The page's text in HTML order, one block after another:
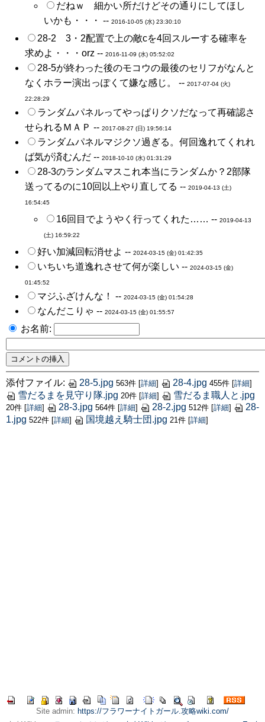
だねｗ 細かい所だけどその通りにしてほし
いかも・・・ -- 2016-10-05 (水) 23:30:10
28-2 3・2配置で上の敵cを4回スルーする確率を
求めよ・・・orz -- 2016-11-09 (水) 05:52:02
28-5が終わった後のモコウの最後のセリフがなんと
なくホラー演出っぽくて嫌な感じ。 -- 2017-07-04 (火)
22:28:29
ランダムパネルってやっぱりクソだなって再確認さ
せられるＭＡＰ -- 2017-08-27 (日) 19:56:14
ランダムパネルマジクソ過ぎる。何回逸れてくれれ
ば気が済むんだ -- 2018-10-10 (水) 01:31:29
28-3のランダムマスこれ本当にランダムか？2部隊
送ってるのに10回以上やり直してる -- 2019-04-13 (土)
16:54:45
16回目でようやく行ってくれた…… -- 2019-04-13
(土) 16:59:22
好い加減回転消せよ -- 2024-03-15 (金) 01:42:35
いちいち道逸れさせて何が楽しい -- 2024-03-15 (金)
01:45:52
マジふざけんな！ -- 2024-03-15 (金) 01:54:28
なんだこりゃ -- 2024-03-15 (金) 01:55:57
お名前:
添付ファイル: 28-5.jpg 563件 [詳細] 28-4.jpg 455件 [詳細]
雪だるまを見守り隊.jpg 20件 [詳細] 雪だるま職人と.jpg
20件 [詳細] 28-3.jpg 564件 [詳細] 28-2.jpg 512件 [詳細]
28-
1.jpg 522件 [詳細] 国境越え騎士団.jpg 21件 [詳細]
Site admin: https://フラワーナイトガール.攻略wiki.com/